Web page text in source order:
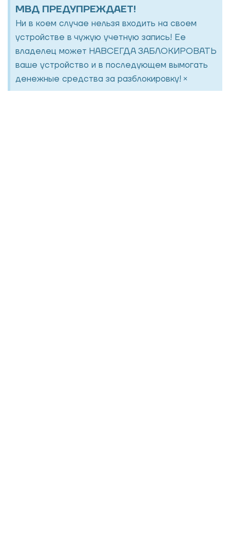
МВД ПРЕДУПРЕЖДАЕТ!
Ни в коем случае нельзя входить на своем
устройстве в чужую учетную запись! Ее
владелец может НАВСЕГДА ЗАБЛОКИРОВАТЬ
ваше устройство и в последующем вымогать
денежные средства за разблокировку! ×